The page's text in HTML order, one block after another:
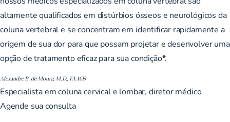
altamente qualificados em distúrbios ósseos e neurológicos da
coluna vertebral e se concentram em identificar rapidamente a
origem de sua dor para que possam projetar e desenvolver uma
opção de tratamento eficaz para sua condição*.
Alexandre B. de Moura, M.D., FAAOS
Especialista em coluna cervical e lombar, diretor médico
Agende sua consulta